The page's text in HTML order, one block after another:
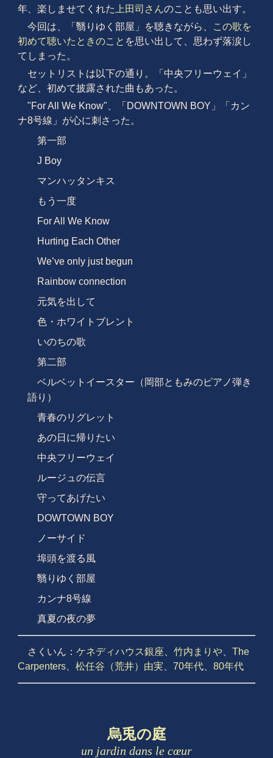
年、楽しませてくれた 上田司さんのことも思い出す。
今回は、「翳りゆく部屋」を聴きながら、
この歌を
初めて聴いたときのこと を思い出して、思わず落涙し
てしまった。
セットリストは以下の通り。「中央フリーウェイ」
など、初めて披露された曲もあった。
"For All We Know"、「DOWNTOWN BOY」「カン
ナ8号線」が心に刺さった。
第一部
J Boy
マンハッタンキス
もう一度
For All We Know
Hurting Each Other
We’ve only just begun
Rainbow connection
元気を出して
色・ホワイトブレント
いのちの歌
第二部
ベルベットイースター（岡部ともみのピアノ弾き
語り）
青春のリグレット
あの日に帰りたい
中央フリーウェイ
ルージュの伝言
守ってあげたい
DOWTOWN BOY
ノーサイド
埠頭を渡る風
翳りゆく部屋
カンナ8号線
真夏の夜の夢
さくいん： ケネディハウス銀座 竹内まりや、 The
Carpenters、 松任谷（荒井）由実 70年代、 80年代
烏兎の庭
un jardin dans le cœur